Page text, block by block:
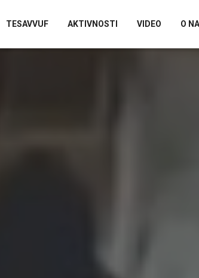
TESAVVUF AKTIVNOSTI VIDEO O